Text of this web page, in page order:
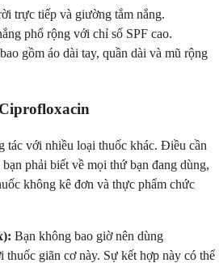
trực tiếp và giường tắm nắng.
phổ rộng với chỉ số SPF cao.
gồm áo dài tay, quần dài và mũ rộng
tác với nhiều loại thuốc khác. Điều cần
phải biết về mọi thứ bạn đang dùng,
không kê đơn và thực phẩm chức
Bạn không bao giờ nên dùng
giãn cơ này. Sự kết hợp này có thể